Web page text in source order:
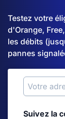
Testez votre
d'Orange,
les débits
pannes
Suivez la